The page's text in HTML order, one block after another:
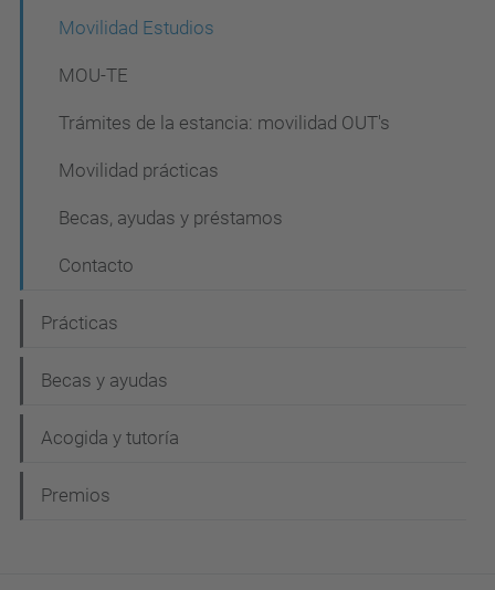
Movilidad Estudios
MOU-TE
Trámites de la estancia: movilidad OUT's
Movilidad prácticas
Becas, ayudas y préstamos
Contacto
Prácticas
Becas y ayudas
Acogida y tutoría
Premios